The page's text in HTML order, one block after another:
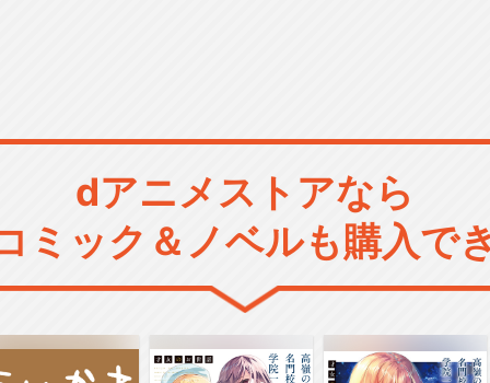
dアニメストアなら
ミック＆ノベルも購入で